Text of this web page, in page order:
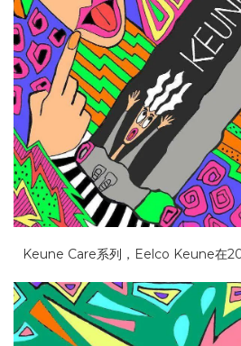
Keune Care系列，Eelco Keune在